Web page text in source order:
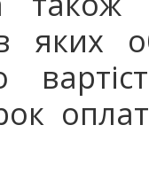
яких